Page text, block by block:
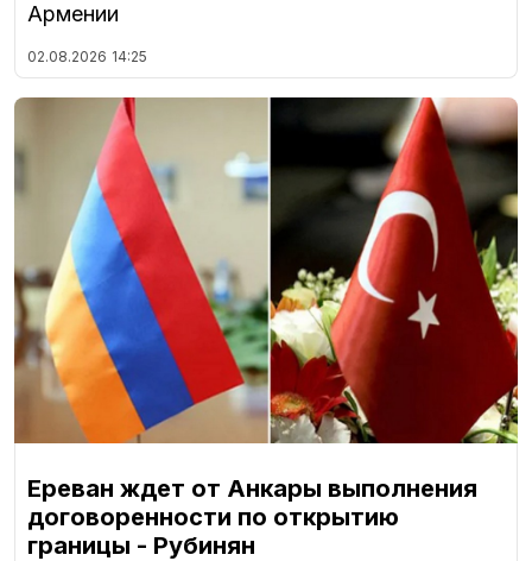
Армении
02.08.2026 14:25
Ереван ждет от Анкары выполнения
договоренности по открытию
границы - Рубинян